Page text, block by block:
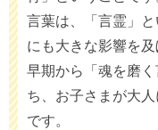
言葉は、「言霊」
にも大きな影響を及
早期から「魂を磨
ち、お子さまが大
です。